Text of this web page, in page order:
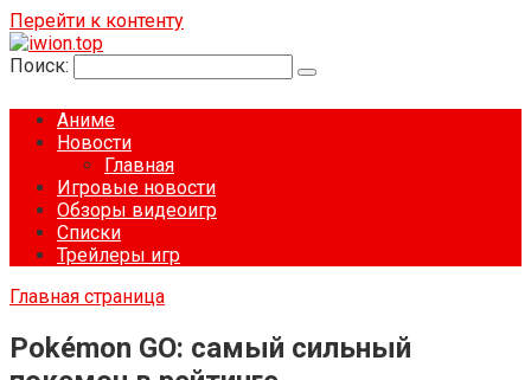
Перейти к контенту
Поиск:
Аниме
Новости
Главная
Игровые новости
Обзоры видеоигр
Списки
Трейлеры игр
Главная страница
Pokémon GO: самый сильный